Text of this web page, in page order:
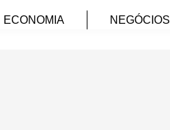
ECONOMIA NEGÓCIOS